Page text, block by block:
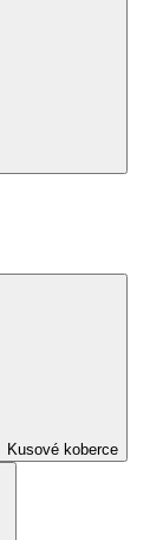
Kusové koberce